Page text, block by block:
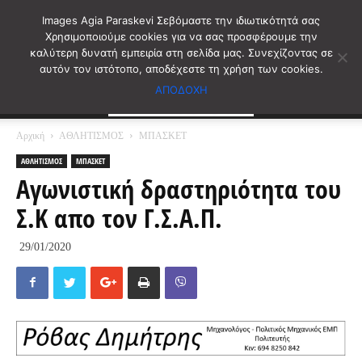
Αρχική ΑΘΛΗΤΙΣΜΟΣ ΜΠΑΣΚΕΤ
ΑΘΛΗΤΙΣΜΟΣ ΜΠΑΣΚΕΤ
Αγωνιστική δραστηριότητα του
Σ.Κ απο τον Γ.Σ.Α.Π.
29/01/2020
Images Agia Paraskevi Σεβόμαστε την ιδιωτικότητά σας
Χρησιμοποιούμε cookies για να σας προσφέρουμε την
καλύτερη δυνατή εμπειρία στη σελίδα μας. Συνεχίζοντας σε
αυτόν τον ιστότοπο, αποδέχεστε τη χρήση των cookies.
ΑΠΟΔΟΧΗ